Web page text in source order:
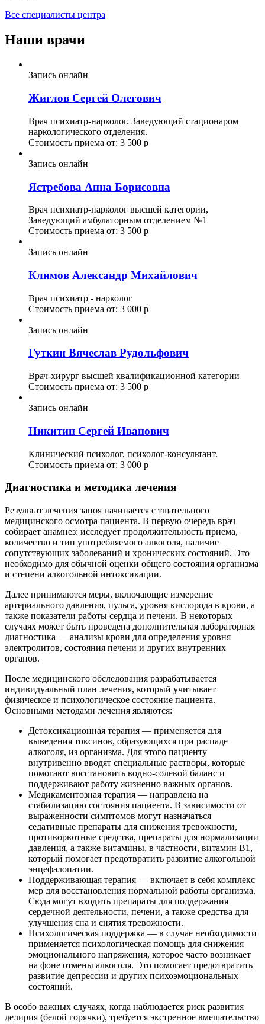
Все специалисты центра
Наши врачи
Запись онлайн
Жиглов Сергей Олегович
Врач психиатр-нарколог. Заведующий стационаром
наркологического отделения.
Стоимость приема от: 3 500 р
Запись онлайн
Ястребова Анна Борисовна
Врач психиатр-нарколог высшей категории,
Заведующий амбулаторным отделением №1
Стоимость приема от: 3 500 р
Запись онлайн
Климов Александр Михайлович
Врач психиатр - нарколог
Стоимость приема от: 3 000 р
Запись онлайн
Гуткин Вячеслав Рудольфович
Врач-хирург высшей квалификационной категории
Стоимость приема от: 3 500 р
Запись онлайн
Никитин Сергей Иванович
Клинический психолог, психолог-консультант.
Стоимость приема от: 3 000 р
Диагностика и методика лечения
Результат лечения запоя начинается с тщательного
медицинского осмотра пациента. В первую очередь врач
собирает анамнез: исследует продолжительность приема,
количество и тип употребляемого алкоголя, наличие
сопутствующих заболеваний и хронических состояний. Это
необходимо для обычной оценки общего состояния организма
и степени алкогольной интоксикации.
Далее принимаются меры, включающие измерение
артериального давления, пульса, уровня кислорода в крови, а
также показатели работы сердца и печени. В некоторых
случаях может быть проведена дополнительная лабораторная
диагностика — анализы крови для определения уровня
электролитов, состояния печени и других внутренних
органов.
После медицинского обследования разрабатывается
индивидуальный план лечения, который учитывает
физическое и психологическое состояние пациента.
Основными методами лечения являются:
Детоксикационная терапия — применяется для
выведения токсинов, образующихся при распаде
алкоголя, из организма. Для этого пациенту
внутривенно вводят специальные растворы, которые
помогают восстановить водно-солевой баланс и
поддерживают работу жизненно важных органов.
Медикаментозная терапия — направлена на
стабилизацию состояния пациента. В зависимости от
выраженности симптомов могут назначаться
седативные препараты для снижения тревожности,
противорвотные средства, препараты для нормализации
давления, а также витамины, в частности, витамин В1,
который помогает предотвратить развитие алкогольной
энцефалопатии.
Поддерживающая терапия — включает в себя комплекс
мер для восстановления нормальной работы организма.
Сюда могут входить препараты для поддержания
сердечной деятельности, печени, а также средства для
улучшения сна и снятия тревожности.
Психологическая поддержка — в случае необходимости
применяется психологическая помощь для снижения
эмоционального напряжения, которое часто возникает
на фоне отмены алкоголя. Это помогает предотвратить
развитие депрессии и других психоэмоциональных
состояний.
В особо важных случаях, когда наблюдается риск развития
делирия (белой горячки), требуется экстренное вмешательство